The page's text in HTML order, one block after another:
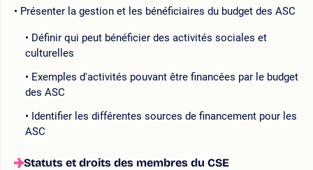
Présenter la gestion et les bénéficiaires du budget des ASC
Définir qui peut bénéficier des activités sociales et
culturelles
Exemples d'activités pouvant être financées par le budget
des ASC
Identifier les différentes sources de financement pour les
ASC
Statuts et droits des membres du CSE